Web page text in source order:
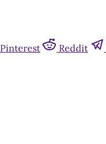
Pinterest Reddit